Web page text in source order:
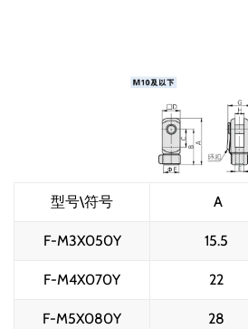
型号\符号 A
F-M3X050Y 15.5
F-M4X070Y 22
F-M5X080Y 28